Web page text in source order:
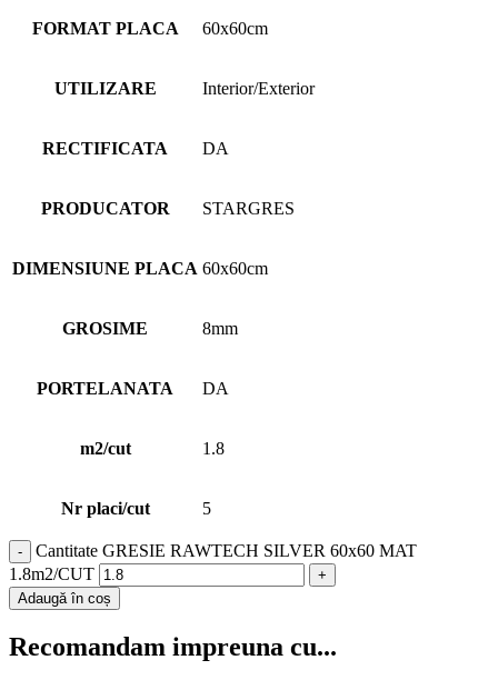
FORMAT PLACA 60x60cm
UTILIZARE Interior/Exterior
RECTIFICATA DA
PRODUCATOR STARGRES
DIMENSIUNE PLACA 60x60cm
GROSIME 8mm
PORTELANATA DA
m2/cut 1.8
Nr placi/cut 5
Cantitate GRESIE RAWTECH SILVER 60x60 MAT
1.8m2/CUT
Adaugă în coș
Recomandam impreuna cu...